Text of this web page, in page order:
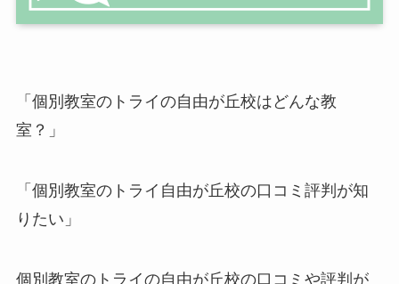
「個別教室のトライの自由が丘校はどんな教
室？」
「個別教室のトライ自由が丘校の口コミ評判が知
りたい」
個別教室のトライの自由が丘校の口コミや評判が